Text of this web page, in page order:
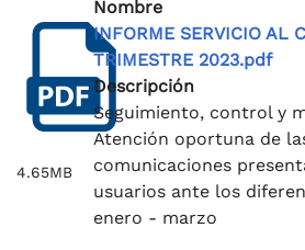
4.65MB
Nombre
INFORME SERVICIO AL
TRIMESTRE 2023.pdf
Descripción
Seguimiento, control y
Atención oportuna de
comunicaciones
usuarios ante los
enero - marzo